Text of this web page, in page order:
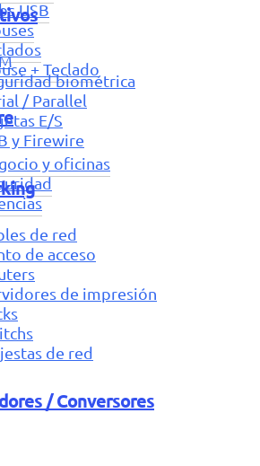
USB
+ Teclado
y oficinas
biométrica
/ Parallel
E/S
y Firewire
de red
de acceso
de impresión
de red
/ Conversores